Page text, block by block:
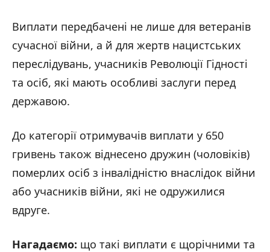
Виплати передбачені не лише для ветеранів
сучасної війни, а й для жертв нацистських
переслідувань, учасників Революції Гідності
та осіб, які мають особливі заслуги перед
державою.
До категорії отримувачів виплати у 650
гривень також віднесено дружин (чоловіків)
померлих осіб з інвалідністю внаслідок війни
або учасників війни, які не одружилися
вдруге.
Нагадаємо: що такі виплати є щорічними та